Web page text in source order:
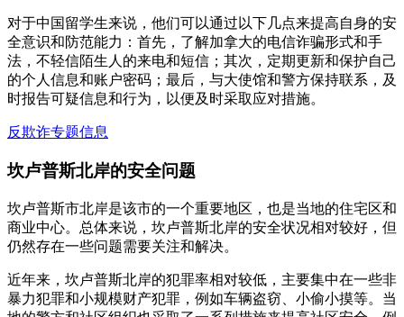
对于中国留学生来说，他们可以通过以下几点来提高自身的安
全意识和防范能力：首先，了解加拿大的电信诈骗形式和手
法，不轻信陌生人的来电和短信；其次，定期更新和保护自己
的个人信息和账户密码；最后，与大使馆和警方保持联系，及
时报告可疑信息和行为，以便及时采取应对措施。
反欺诈专题信息
坎卢普斯北岸的安全问题
坎卢普斯市北岸是该市的一个重要地区，也是当地的住宅区和
商业中心。总体来说，坎卢普斯北岸的安全状况相对较好，但
仍然存在一些问题需要关注和解决。
近年来，坎卢普斯北岸的犯罪率相对较低，主要集中在一些非
暴力犯罪和小规模财产犯罪，例如车辆盗窃、小偷小摸等。当